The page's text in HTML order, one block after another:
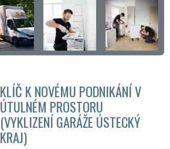
KLÍČ K NOVÉMU PODNIKÁNÍ V
ÚTULNÉM PROSTORU
(VYKLIZENÍ GARÁŽE ÚSTECKÝ
KRAJ)